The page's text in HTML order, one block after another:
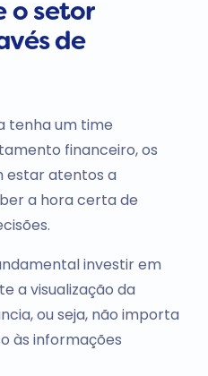
o setor
de
tenha um time
financeiro, os
estar atentos a
a hora certa de
investir em
a visualização da
ou seja, não importa
às informações